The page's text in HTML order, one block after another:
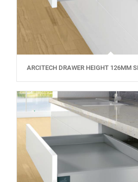
ARCITECH DRAWER HEIGHT 126MM